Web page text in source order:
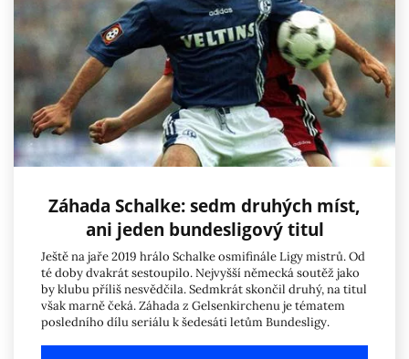
Záhada Schalke: sedm druhých míst,
ani jeden bundesligový titul
Ještě na jaře 2019 hrálo Schalke osmifinále Ligy mistrů. Od
té doby dvakrát sestoupilo. Nejvyšší německá soutěž jako
by klubu příliš nesvědčila. Sedmkrát skončil druhý, na titul
však marně čeká. Záhada z Gelsenkirchenu je tématem
posledního dílu seriálu k šedesáti letům Bundesligy.